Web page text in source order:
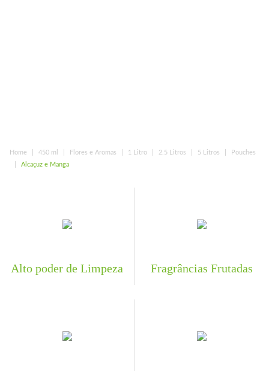
Home 450 ml Flores e Aromas 1 Litro 2.5 Litros 5 Litros
Pouches
Alcaçuz e Manga
Alto poder de Limpeza Fragrâncias Frutadas